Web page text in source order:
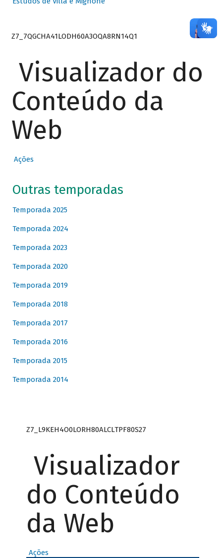
Z7_7QGCHA41LODH60A3OQA8RN14Q1
Visualizador do
Conteúdo da
Web
Ações
Outras temporadas
Temporada 2025
Temporada 2024
Temporada 2023
Temporada 2020
Temporada 2019
Temporada 2018
Temporada 2017
Temporada 2016
Temporada 2015
Temporada 2014
Z7_L9KEH4O0LORH80ALCLTPF80S27
Visualizador
do Conteúdo
da Web
Ações